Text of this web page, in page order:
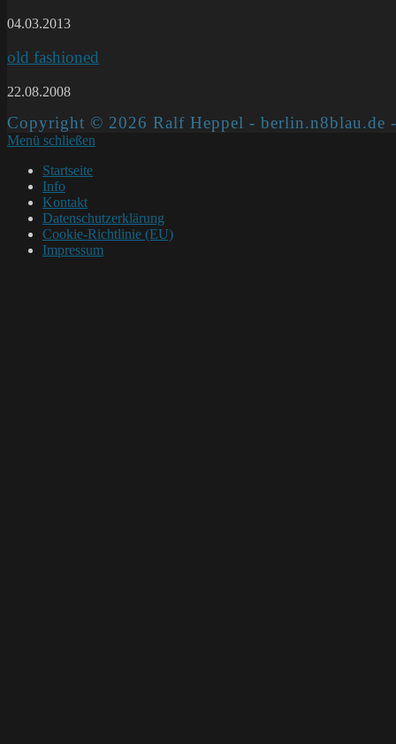
04.03.2013
old fashioned
22.08.2008
Copyright © 2026 Ralf Heppel - berlin.n8blau.de
Menü schließen
Startseite
Info
Kontakt
Datenschutzerklärung
Cookie-Richtlinie (EU)
Impressum